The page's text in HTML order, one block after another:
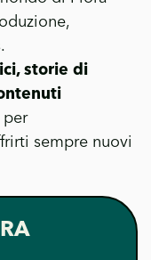
storie di
sempre nuovi